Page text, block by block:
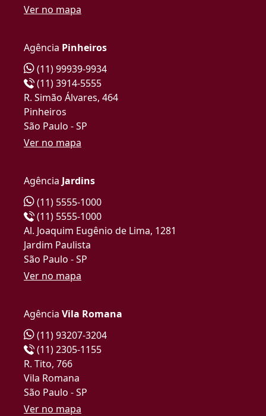
Ver no mapa
Agência Pinheiros
(11) 99939-9934
(11) 3914-5555
R. Simão Álvares, 464
Pinheiros
São Paulo - SP
Ver no mapa
Agência Jardins
(11) 5555-1000
(11) 5555-1000
Al. Joaquim Eugênio de Lima, 1281
Jardim Paulista
São Paulo - SP
Ver no mapa
Agência Vila Romana
(11) 93207-3204
(11) 2305-1155
R. Tito, 766
Vila Romana
São Paulo - SP
Ver no mapa